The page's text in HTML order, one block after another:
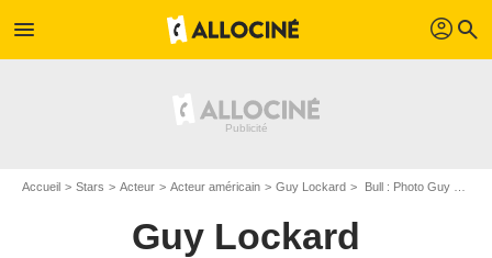
menu profil search
Accueil Stars Acteur Acteur américain Guy Lockard Bull : Photo Guy Lockard
Guy Lockard